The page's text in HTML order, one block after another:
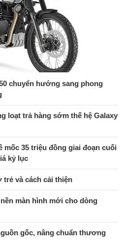
chuyển hướng sang phong
loạt trả hàng sớm thế hệ Galaxy
mốc 35 triệu đồng giai đoạn cuối
kỷ lục
trẻ và cách cải thiện
màn hình mới cho dòng
gốc, nâng chuẩn thương